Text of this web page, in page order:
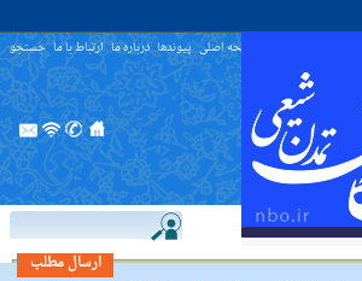
صفحه اصلی پیوندها درباره ما ارتباط با ما جستجو
ارسال مطلب